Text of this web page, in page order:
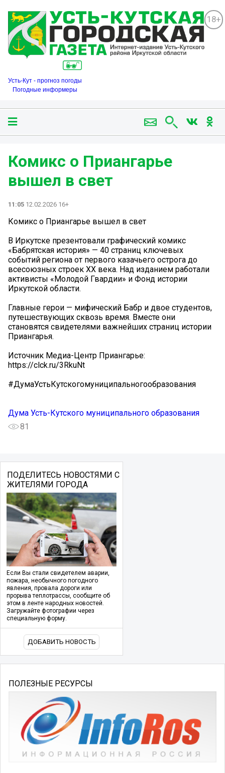
18+
Усть-Кут - прогноз погоды
Погодные информеры
Комикс о Приангарье
вышел в свет
11:05 12.02.2026 16+
Комикс о Приангарье вышел в свет
В Иркутске презентовали графический комикс
«Бабрятская история» — 40 страниц ключевых
событий региона от первого казачьего острога до
всесоюзных строек XX века. Над изданием работали
активисты «Молодой Гвардии» и Фонд истории
Иркутской области.
Главные герои — мифический Бабр и двое студентов,
путешествующих сквозь время. Вместе они
становятся свидетелями важнейших страниц истории
Приангарья.
Источник Медиа-Центр Приангарье:
https://clck.ru/3RkuNt
#ДумаУстьКутскогомуниципальногообразования
Дума Усть-Кутского муниципального образования
81
ПОДЕЛИТЕСЬ НОВОСТЯМИ С
ЖИТЕЛЯМИ ГОРОДА
Если Вы стали свидетелем аварии,
пожара, необычного погодного
явления, провала дороги или
прорыва теплотрассы, сообщите об
этом в ленте народных новостей.
Загружайте фотографии через
специальную форму.
ДОБАВИТЬ НОВОСТЬ
ПОЛЕЗНЫЕ РЕСУРСЫ